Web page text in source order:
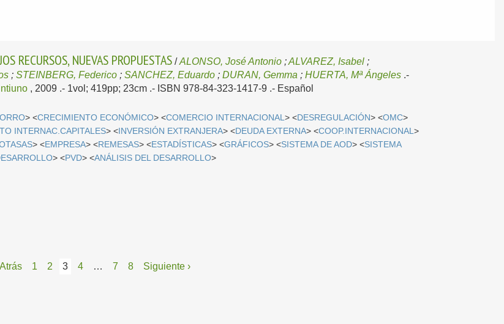
RECURSOS, NUEVAS PROPUESTAS /ALONSO, José Antonio ;ALVAREZ, Isabel ;
;STEINBERG, Federico ;SANCHEZ, Eduardo ;DURAN, Gemma ;HUERTA, Mª Ángeles .-
, 2009 .- 1vol; 419pp; 23cm .- ISBN 978-84-323-1417-9 .- Español
> <CRECIMIENTO ECONÓMICO> <COMERCIO INTERNACIONAL> <DESREGULACIÓN> <OMC>
INTERNAC.CAPITALES> < INVERSIÓN EXTRANJERA> <DEUDA EXTERNA> <COOP.INTERNACIONAL>
> <EMPRESA> <REMESAS> <ESTADÍSTICAS> <GRÁFICOS> <SISTEMA DE AOD> <SISTEMA
> <PVD> <ANÁLISIS DEL DESARROLLO>
Atrás 1 2 3 4 … 7 8 Siguiente ›